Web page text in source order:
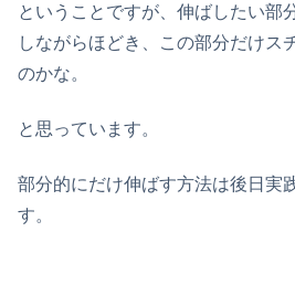
ということですが、伸ばしたい部
しながらほどき、この部分だけス
のかな。
と思っています。
部分的にだけ伸ばす方法は後日実
す。